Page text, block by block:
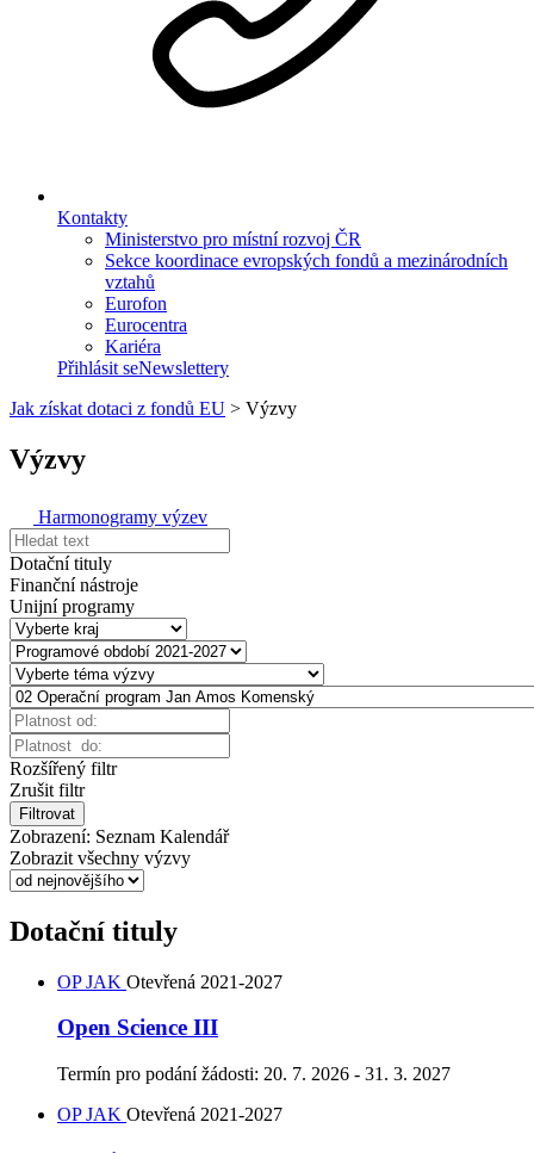
Kontakty
Ministerstvo pro místní rozvoj ČR
Sekce koordinace evropských fondů a mezinárodních
vztahů
Eurofon
Eurocentra
Kariéra
Přihlásit seNewslettery
Jak získat dotaci z fondů EU > Výzvy
Výzvy
Harmonogramy výzev
Dotační tituly
Finanční nástroje
Unijní programy
Rozšířený filtr
Zrušit filtr
Filtrovat
Zobrazení: Seznam Kalendář
Zobrazit všechny výzvy
Dotační tituly
OP JAK Otevřená 2021-2027
Open Science III
Termín pro podání žádosti: 20. 7. 2026 - 31. 3. 2027
OP JAK Otevřená 2021-2027